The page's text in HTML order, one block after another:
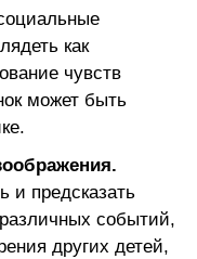
как
чувств
может быть
и предсказать
событий,
других детей,